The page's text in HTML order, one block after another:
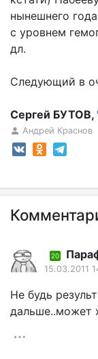
нынешнего
с уровнем
дл.
Следующий в
Сергей БУТОВ,
Андрей Краснов
20
15.03.2011
Не будь
дальше..может